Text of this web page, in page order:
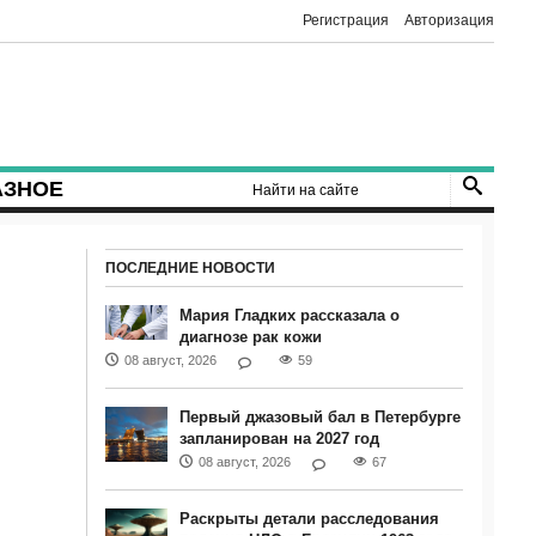
Регистрация Авторизация
ПОСЛЕДНИЕ НОВОСТИ
Мария Гладких рассказала о
диагнозе рак кожи
08 август, 2026 59
Первый джазовый бал в Петербурге
запланирован на 2027 год
08 август, 2026 67
Раскрыты детали расследования